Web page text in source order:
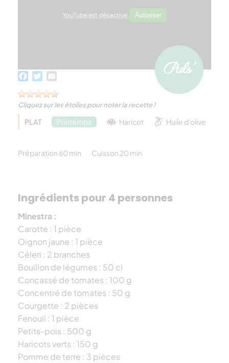
YouTube est désactivé. Autoriser
Facebook
Twitter
Cliquez sur les étoiles pour noter la recette !
PLAT Printemps Haricot Huile d'olive
Préparation 60 min Cuisson 20 min
Ingrédients pour 4 personnes
Minestra :
Carotte : 1 pièce
Oignon jaune : 1 pièce
Céleri : 2 branches
Bouillon de légumes : 50 cl
Concassé de tomates : 100 g
Concentré de tomates : 50 g
Courgette : 2 pièces
Fenouil : 1 pièce
Petits-pois : 500 g
Haricots verts : 150 g
Pomme de terre : 3 pièces